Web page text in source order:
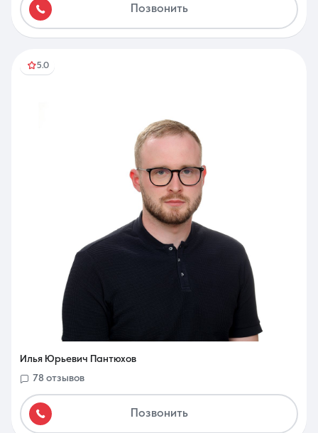
Позвонить
5.0
Илья Юрьевич Пантюхов
78 отзывов
Позвонить